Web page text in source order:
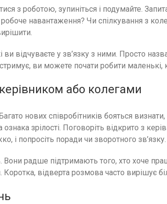
з роботою, зупиніться і подумайте.
навантаження? Чи спілкування з
ви відчуваєте у зв’язку з ними. Просто
ви можете почати робити маленькі,
або колегами
нових співробітників бояться
зрілості. Поговоріть відкрито з
і попросіть поради чи зворотного зв’язку.
Вони радше підтримають того, хто хоче
Коротка, відверта розмова часто вирішує